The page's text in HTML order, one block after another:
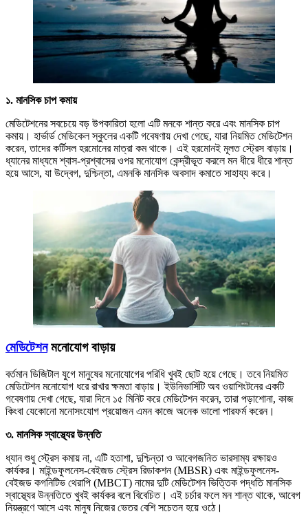
১. মানসিক চাপ কমায়
মেডিটেশনের সবচেয়ে বড় উপকারিতা হলো এটি মনকে শান্ত করে এবং মানসিক চাপ
কমায়। হার্ভার্ড মেডিকেল স্কুলের একটি গবেষণায় দেখা গেছে, যারা নিয়মিত মেডিটেশন
করেন, তাদের কর্টিসল হরমোনের মাত্রা কম থাকে। এই হরমোনই মূলত স্ট্রেস বাড়ায়।
ধ্যানের মাধ্যমে শ্বাস-প্রশ্বাসের ওপর মনোযোগ কেন্দ্রীভূত করলে মন ধীরে ধীরে শান্ত
হয়ে আসে, যা উদ্বেগ, দুশ্চিন্তা, এমনকি মানসিক অবসাদ কমাতে সাহায্য করে।
মেডিটেশনমনোযোগ বাড়ায়
বর্তমান ডিজিটাল যুগে মানুষের মনোযোগের পরিধি খুবই ছোট হয়ে গেছে। তবে নিয়মিত
মেডিটেশন মনোযোগ ধরে রাখার ক্ষমতা বাড়ায়। ইউনিভার্সিটি অব ওয়াশিংটনের একটি
গবেষণায় দেখা গেছে, যারা দিনে ১৫ মিনিট করে মেডিটেশন করেন, তারা পড়াশোনা, কাজ
কিংবা যেকোনো মনোসংযোগ প্রয়োজন এমন কাজে অনেক ভালো পারফর্ম করেন।
৩. মানসিক স্বাস্থ্যের উন্নতি
ধ্যান শুধু স্ট্রেস কমায় না, এটি হতাশা, দুশ্চিন্তা ও আবেগজনিত ভারসাম্য রক্ষায়ও
কার্যকর। মাইন্ডফুলনেস-বেইজড স্ট্রেস রিডাকশন (MBSR) এবং মাইন্ডফুলনেস-
বেইজড কগনিটিভ থেরাপি (MBCT) নামের দুটি মেডিটেশন ভিত্তিক পদ্ধতি মানসিক
স্বাস্থ্যের উন্নতিতে খুবই কার্যকর বলে বিবেচিত। এই চর্চার ফলে মন শান্ত থাকে, আবেগ
নিয়ন্ত্রণে আসে এবং মানুষ নিজের ভেতর বেশি সচেতন হয়ে ওঠে।